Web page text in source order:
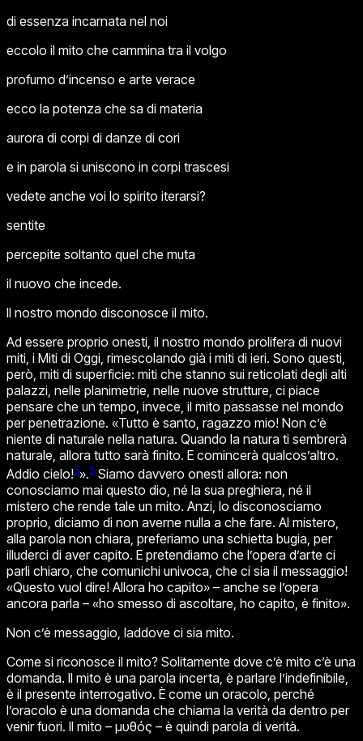
di essenza incarnata nel noi
eccolo il mito che cammina tra il volgo
profumo d’incenso e arte verace
ecco la potenza che sa di materia
aurora di corpi di danze di cori
e in parola si uniscono in corpi trascesi
vedete anche voi lo spirito iterarsi?
sentite
percepite soltanto quel che muta
il nuovo che incede.
Il nostro mondo disconosce il mito.
Ad essere proprio onesti, il nostro mondo prolifera di nuovi
miti, i Miti di Oggi, rimescolando già i miti di ieri. Sono questi,
però, miti di superficie: miti che stanno sui reticolati degli alti
palazzi, nelle planimetrie, nelle nuove strutture, ci piace
pensare che un tempo, invece, il mito passasse nel mondo
per penetrazione. «Tutto è santo, ragazzo mio! Non c’è
niente di naturale nella natura. Quando la natura ti sembrerà
naturale, allora tutto sarà finito. E comincerà qualcos’altro.
Addio cielo!5».5 Siamo davvero onesti allora: non
conosciamo mai questo dio, né la sua preghiera, né il
mistero che rende tale un mito. Anzi, lo disconosciamo
proprio, diciamo di non averne nulla a che fare. Al mistero,
alla parola non chiara, preferiamo una schietta bugia, per
illuderci di aver capito. E pretendiamo che l’opera d’arte ci
parli chiaro, che comunichi univoca, che ci sia il messaggio!
«Questo vuol dire! Allora ho capito» – anche se l’opera
ancora parla – «ho smesso di ascoltare, ho capito, è finito».
Non c’è messaggio, laddove ci sia mito.
Come si riconosce il mito? Solitamente dove c’è mito c’è una
domanda. Il mito è una parola incerta, è parlare l’indefinibile,
è il presente interrogativo. È come un oracolo, perché
l’oracolo è una domanda che chiama la verità da dentro per
venir fuori. Il mito – μυθός – è quindi parola di verità.